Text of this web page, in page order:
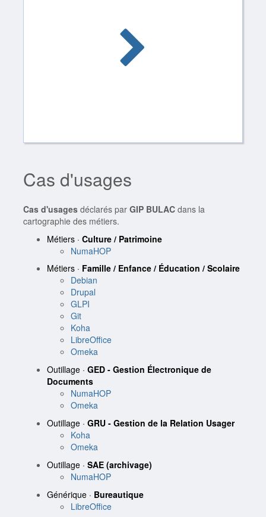
Cas d'usages
Cas d'usages déclarés parGIP BULAC dans la
cartographie des métiers.
Métiers ·Culture / Patrimoine
NumaHOP
Métiers · Famille / Enfance / Éducation / Scolaire
Debian
Drupal
GLPI
Git
Koha
LibreOffice
Omeka
Outillage ·GED - Gestion Électronique de
Documents
NumaHOP
Omeka
Outillage ·GRU - Gestion de la Relation Usager
Koha
Omeka
Outillage ·SAE (archivage)
NumaHOP
Générique · Bureautique
LibreOffice